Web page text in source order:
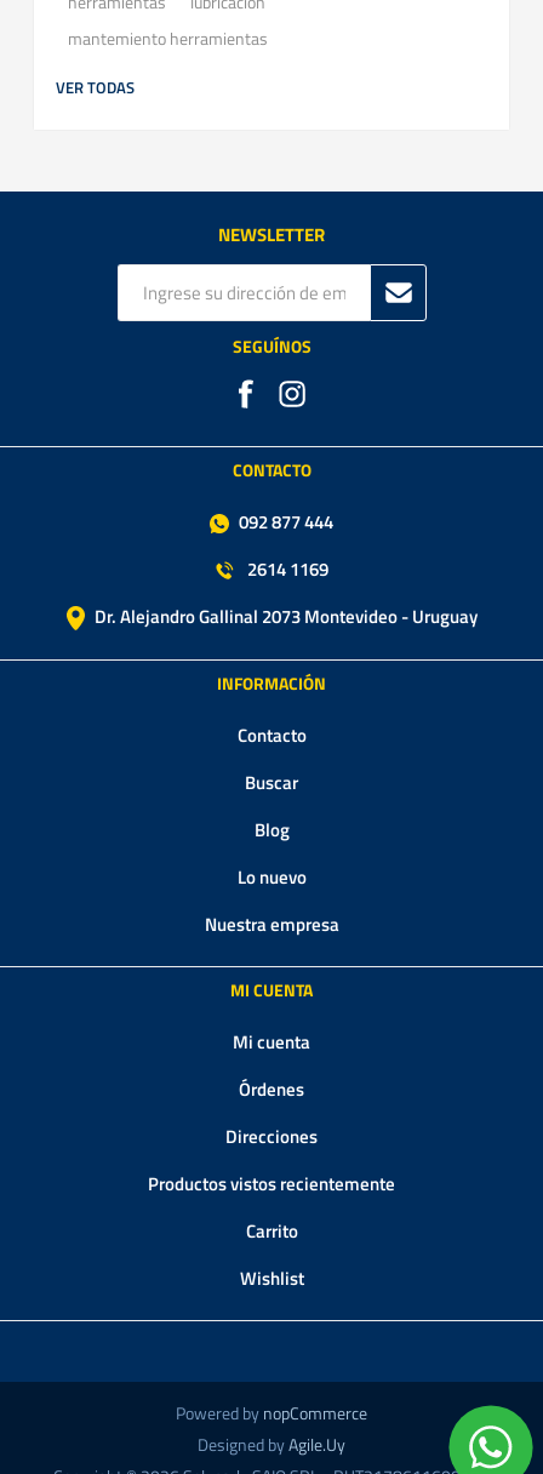
mantemiento herramientas
VER TODAS
NEWSLETTER
SEGUÍNOS
CONTACTO
092 877 444
2614 1169
Dr. Alejandro Gallinal 2073 Montevideo - Uruguay
INFORMACIÓN
Contacto
Buscar
Blog
Lo nuevo
Nuestra empresa
MI CUENTA
Mi cuenta
Órdenes
Direcciones
Productos vistos recientemente
Carrito
Wishlist
Powered bynopCommerce
Designed byAgile.Uy